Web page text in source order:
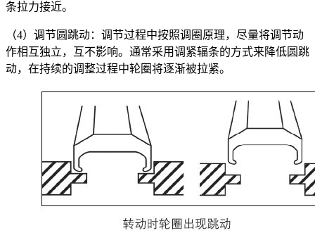
条拉力接近。
（4）调节圆跳动：调节过程中按照调圈原理，尽量将调节动
作相互独立，互不影响。通常采用调紧辐条的方式来降低圆跳
动，在持续的调整过程中轮圈将逐渐被拉紧。